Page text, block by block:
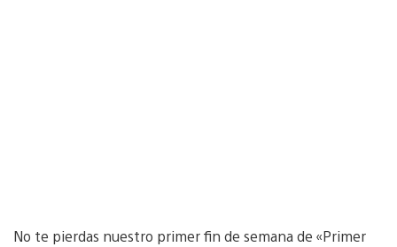
No te pierdas nuestro primer fin de semana de «Primer